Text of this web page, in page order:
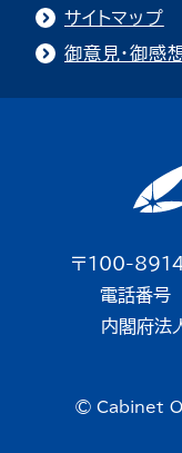
サイトマップ
御意見・御感
〒100-8914
電話番号
内閣府
© Cabinet